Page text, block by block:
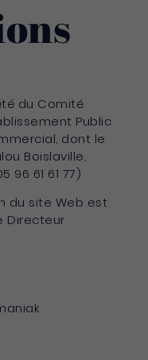
du Comité
Public
dont le
Boislaville,
96 61 61 77)
du site Web est
Directeur